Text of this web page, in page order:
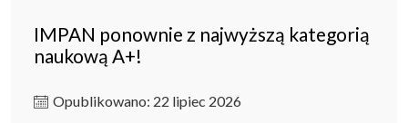
IMPAN ponownie z najwyższą kategorią
naukową A+!
Opublikowano: 22 lipiec 2026